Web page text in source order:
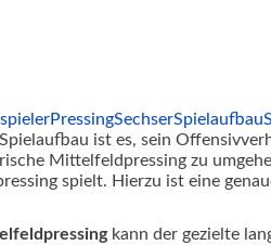
PressingSechserSpielaufbau
ist es, sein
Mittelfeldpressing zu
spielt. Hierzu ist eine
kann der gezielte